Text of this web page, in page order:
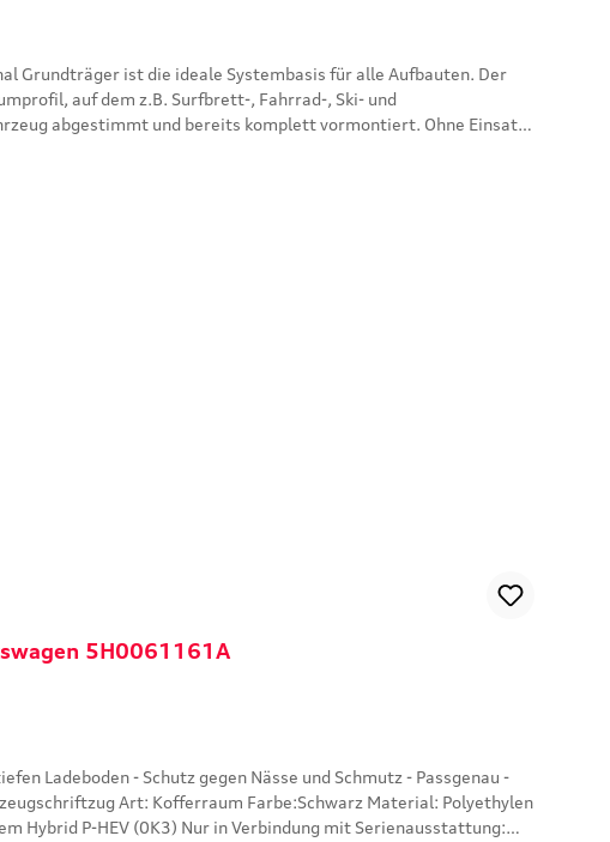
auf dem z.B. Surfbrett-, Fahrrad-, Ski- und
abgestimmt und bereits komplett vormontiert. Ohne Einsatz
Merkmale: Zeiteinheiten im
5H0061161A
Polyethylen
Hybrid P-HEV (0K3) Nur in Verbindung mit Serienausstattung: